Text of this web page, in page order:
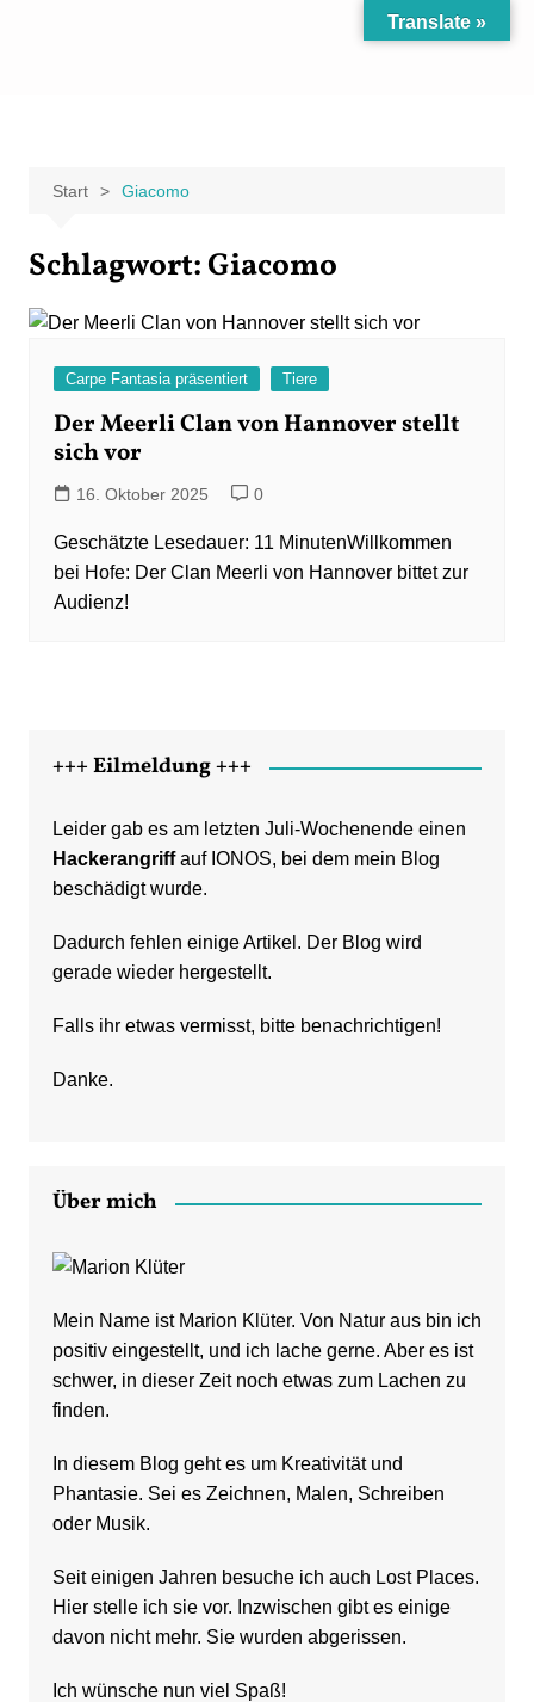
Start Giacomo
Schlagwort:Giacomo
Carpe Fantasia präsentiert Tiere
Der Meerli Clan von Hannover stellt
sich vor
16. Oktober 2025 0
Willkommen
bei Hofe: Der Clan Meerli von Hannover bittet zur
Audienz!
+++ Eilmeldung +++
Leider gab es am letzten Juli-Wochenende einen
Hackerangriffauf IONOS, bei dem mein Blog
beschädigt wurde.
Dadurch fehlen einige Artikel. Der Blog wird
gerade wieder hergestellt.
Falls ihr etwas vermisst, bitte benachrichtigen!
Danke.
Über mich
Mein Name ist Marion Klüter. Von Natur aus bin ich
positiv eingestellt, und ich lache gerne. Aber es ist
schwer, in dieser Zeit noch etwas zum Lachen zu
finden.
In diesem Blog geht es um Kreativität und
Phantasie. Sei es Zeichnen, Malen, Schreiben
oder Musik.
Seit einigen Jahren besuche ich auch Lost Places.
Hier stelle ich sie vor. Inzwischen gibt es einige
davon nicht mehr. Sie wurden abgerissen.
Ich wünsche nun viel Spaß!
Translate »